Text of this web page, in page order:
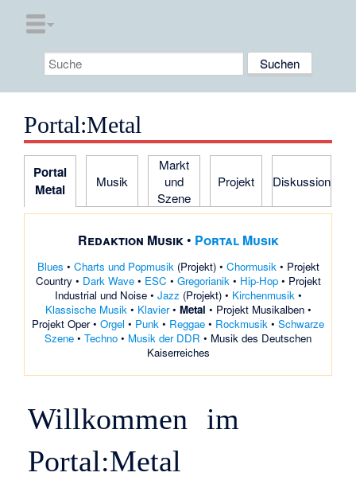
Portal:Metal
Portal
Metal
Musik
Markt
und
Szene
Projekt Diskussion
Redaktion Musik• Portal Musik
Blues • Charts und Popmusik(Projekt) • Chormusik• Projekt
Country• Dark Wave• ESC • Gregorianik• Hip-Hop• Projekt
Industrial und Noise• Jazz (Projekt) • Kirchenmusik•
Klassische Musik• Klavier• Metal • Projekt Musikalben•
Projekt Oper• Orgel • Punk • Reggae • Rockmusik • Schwarze
Szene • Techno • Musik der DDR • Musik des Deutschen
Kaiserreiches
Willkommen im
Portal:Metal